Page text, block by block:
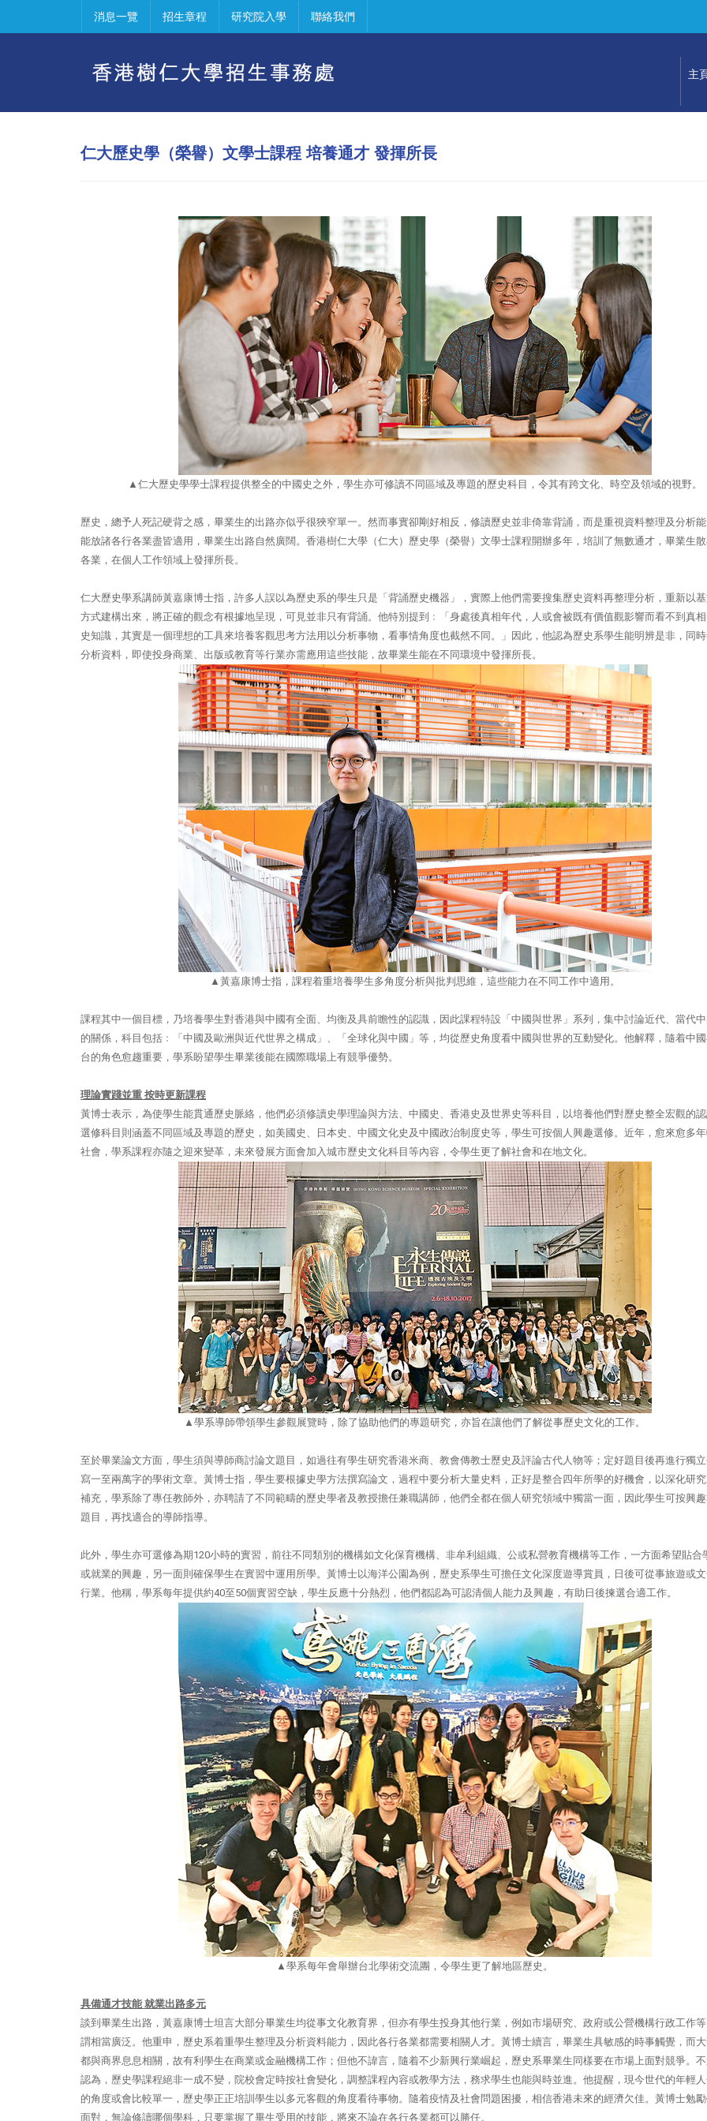
消息一覽 招生章程 研究院入學 聯絡我們
主
仁大歷史學（榮譽）文學士課程 培養通才 發揮所長
▲ 仁大歷史學學士課程提供整全的中國史之外，學生亦可修讀不同區域及專題的歷史科目，令其有跨文化、時空及領域的視野。
歷史，總予人死記硬背之感，畢業生的出路亦似乎很狹窄單一。然而事實卻剛好相反，修讀歷史並非倚靠背誦，而是重視資料整理及分析
能放諸各行各業盡皆適用，畢業生出路自然廣闊。香港樹仁大學（仁大）歷史學（榮譽）文學士課程開辦多年，培訓了無數通才，畢業生
各業，在個人工作領域上發揮所長。
仁大歷史學系講師黃嘉康博士指，許多人誤以為歷史系的學生只是「背誦歷史機器」，實際上他們需要搜集歷史資料再整理分析，重新以
方式建構出來，將正確的觀念有根據地呈現，可見並非只有背誦。他特別提到﹕「身處後真相年代，人或會被既有價值觀影響而看不到真
史知識，其實是一個理想的工具來培養客觀思考方法用以分析事物，看事情角度也截然不同。」因此，他認為歷史系學生能明辨是非，同
分析資料，即使投身商業、出版或教育等行業亦需應用這些技能，故畢業生能在不同環境中發揮所長。
▲ 黃嘉康博士指，課程着重培養學生多角度分析與批判思維，這些能力在不同工作中適用。
課程其中一個目標，乃培養學生對香港與中國有全面、均衡及具前瞻性的認識，因此課程特設「中國與世界」系列，集中討論近代、當代
的關係，科目包括﹕「中國及歐洲與近代世界之構成」、「全球化與中國」等，均從歷史角度看中國與世界的互動變化。他解釋，隨着中
台的角色愈趨重要，學系盼望學生畢業後能在國際職場上有競爭優勢。
理論實踐並重 按時更新課程
黃博士表示，為使學生能貫通歷史脈絡，他們必須修讀史學理論與方法、中國史、香港史及世界史等科目，以培養他們對歷史整全宏觀的
選修科目則涵蓋不同區域及專題的歷史，如美國史、日本史、中國文化史及中國政治制度史等，學生可按個人興趣選修。近年，愈來愈多
社會，學系課程亦隨之迎來變革，未來發展方面會加入城市歷史文化科目等內容，令學生更了解社會和在地文化。
▲學系導師帶領學生參觀展覽時，除了協助他們的專題研究，亦旨在讓他們了解從事歷史文化的工作。
至於畢業論文方面，學生須與導師商討論文題目，如過往有學生研究香港米商、教會傳教士歷史及評論古代人物等；定好題目後再進行獨
寫一至兩萬字的學術文章。黃博士指，學生要根據史學方法撰寫論文，過程中要分析大量史料，正好是整合四年所學的好機會，以深化研
補充，學系除了專任教師外，亦聘請了不同範疇的歷史學者及教授擔任兼職講師，他們全都在個人研究領域中獨當一面，因此學生可按興
題目，再找適合的導師指導。
此外，學生亦可選修為期120小時的實習，前往不同類別的機構如文化保育機構、非牟利組織、公或私營教育機構等工作，一方面希望貼合
或就業的興趣，另一面則確保學生在實習中運用所學。黃博士以海洋公園為例，歷史系學生可擔任文化深度遊導賞員，日後可從事旅遊或
行業。他稱，學系每年提供約40至50個實習空缺，學生反應十分熱烈，他們都認為可認清個人能力及興趣，有助日後揀選合適工作。
▲學系每年會舉辦台北學術交流團，令學生更了解地區歷史。
具備通才技能 就業出路多元
談到畢業生出路，黃嘉康博士坦言大部分畢業生均從事文化教育界，但亦有學生投身其他行業，例如市場研究、政府或公營機構行政工作
謂相當廣泛。他重申，歷史系着重學生整理及分析資料能力，因此各行各業都需要相關人才。黃博士續言，畢業生具敏感的時事觸覺，而
都與商界息息相關，故有利學生在商業或金融機構工作；但他不諱言，隨着不少新興行業崛起，歷史系畢業生同樣要在市場上面對競爭。
認為，歷史學課程絕非一成不變，院校會定時按社會變化，調整課程內容或教學方法，務求學生也能與時並進。他提醒，現今世代的年輕
的角度或會比較單一，歷史學正正培訓學生以多元客觀的角度看待事物。隨着疫情及社會問題困擾，相信香港未來的經濟欠佳。黃博士勉
面對，無論修讀哪個學科，只要掌握了畢生受用的技能，將來不論在各行各業都可以勝任。